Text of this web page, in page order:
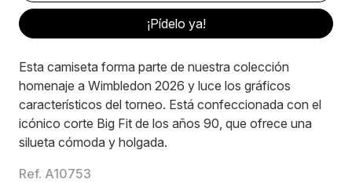
¡Pídelo ya!
Esta camiseta forma parte de nuestra colección
homenaje a Wimbledon 2026 y luce los gráficos
característicos del torneo. Está confeccionada con el
icónico corte Big Fit de los años 90, que ofrece una
silueta cómoda y holgada.
Ref. A10753